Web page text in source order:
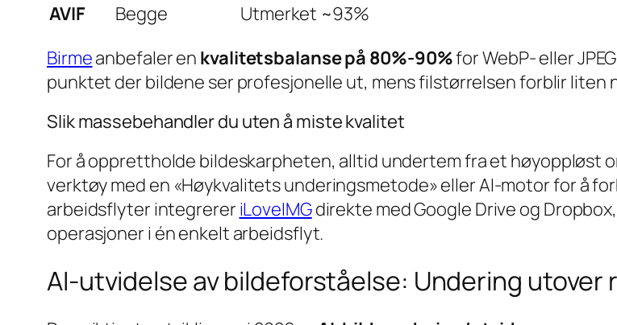
AVIF
Begge Utmerket ~93%
Birmeanbefaler en kvalitetsbalanse på 80%-90%for WebP- eller
punktet der bildene ser profesjonelle ut, mens filstørrelsen forblir liten
Slik massebehandler du uten å miste kvalitet
For å opprettholde bildeskarpheten, alltid undertem fra et høyoppløst
verktøy med en «Høykvalitets underingsmetode» eller AI-motor for å
arbeidsflyter integrerer iLoveIMGdirekte med Google Drive og
operasjoner i én enkelt arbeidsflyt.
AI-utvidelse av bildeforståelse: Undering utover